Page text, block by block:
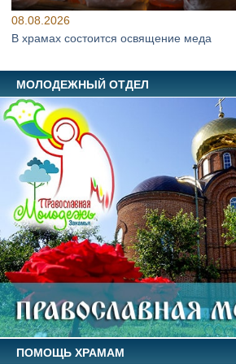
08.08.2026
В храмах состоится освящение меда
МОЛОДЕЖНЫЙ ОТДЕЛ
ПОМОЩЬ ХРАМАМ